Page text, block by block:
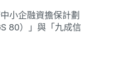
小企融資擔保計劃
80）」與「九成信